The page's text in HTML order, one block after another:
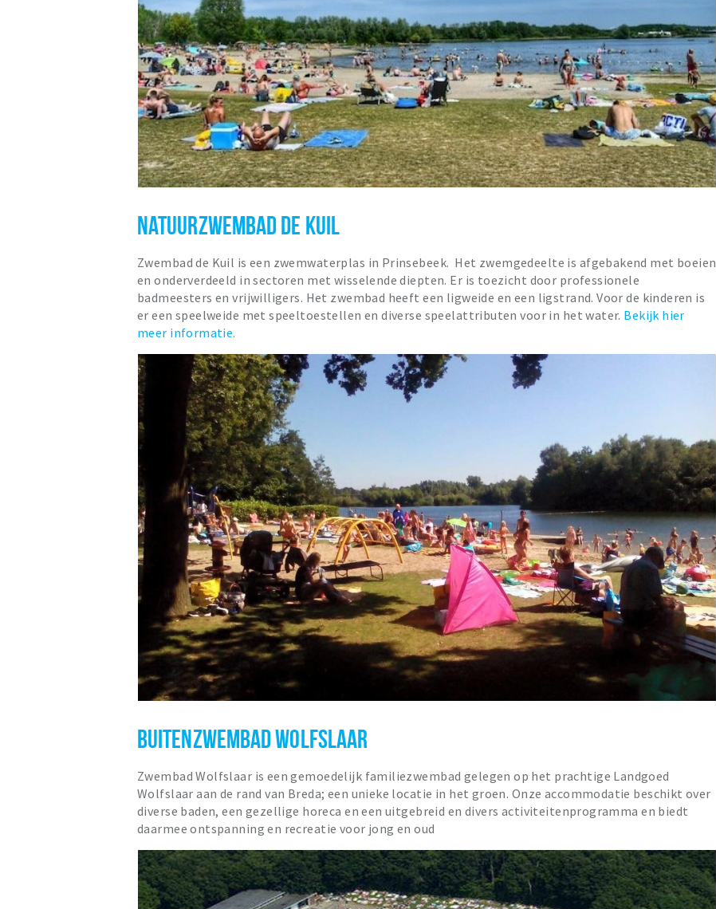
NATUURZWEMBAD DE KUIL
Zwembad de Kuil is een zwemwaterplas in Prinsebeek. Het zwemgedeelte is afgebakend met boeien
en onderverdeeld in sectoren met wisselende diepten. Er is toezicht door professionele
badmeesters en vrijwilligers. Het zwembad heeft een ligweide en een ligstrand. Voor de kinderen is
er een speelweide met speeltoestellen en diverse speelattributen voor in het water. Bekijk hier
meer informatie.
BUITENZWEMBAD WOLFSLAAR
Zwembad Wolfslaar is een gemoedelijk familiezwembad gelegen op het prachtige Landgoed
Wolfslaar aan de rand van Breda; een unieke locatie in het groen. Onze accommodatie beschikt over
diverse baden, een gezellige horeca en een uitgebreid en divers activiteitenprogramma en biedt
daarmee ontspanning en recreatie voor jong en oud